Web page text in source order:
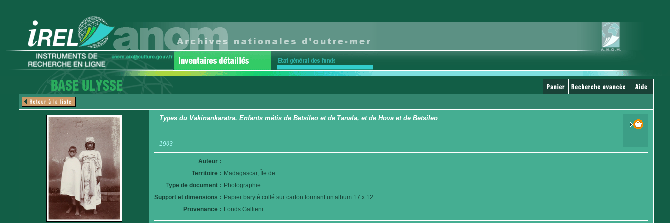
Types du Vakinankaratra. Enfants métis de Betsileo et de Tanala, et de Hova et de Betsileo
1903
Auteur :
Territoire : Madagascar, Île de
Type de document : Photographie
Support et dimensions : Papier baryté collé sur carton formant un album 17 x 12
Provenance : Fonds Gallieni